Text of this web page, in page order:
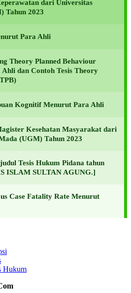
dari Universitas
Tahun 2023
Para Ahli
Theory Planned Behaviour
dan Contoh Tesis Theory
Kognitif Menurut Para Ahli
Kesehatan Masyarakat dari
(UGM) Tahun 2023
Tesis Hukum Pidana tahun
ISLAM SULTAN AGUNG.]
Case Fatality Rate Menurut
Hukum